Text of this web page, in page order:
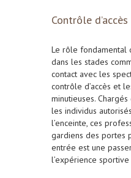
Contrôle
Le rôle fondamental
dans les stades
contact avec les
contrôle d’accès et
minutieuses.
les individus
l’enceinte, ces
gardiens des portes
entrée est une
l’expérience sportive